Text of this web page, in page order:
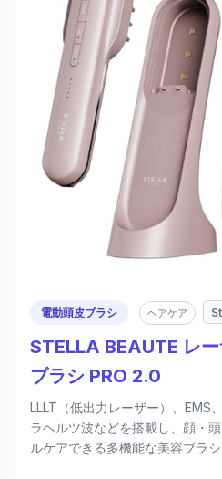
電動頭皮ブラシ ヘアケア
STELLA BEAUTE レ
ブラシ PRO 2.0
LLLT（低出力レーザー）、EMS
ラヘルツ波などを搭載し、顔・
ルケアできる多機能な美容ブラシ